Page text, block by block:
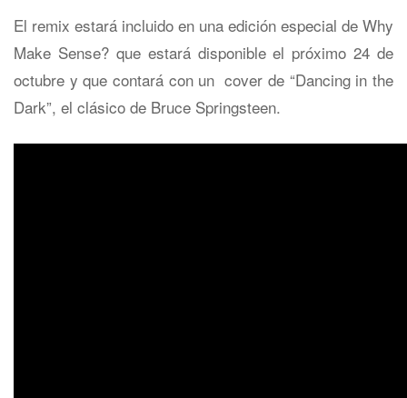
El remix estará incluido en una edición especial de Why
Make Sense? que estará disponible el próximo 24 de
octubre y que contará con un cover de “Dancing in the
Dark”, el clásico de Bruce Springsteen.